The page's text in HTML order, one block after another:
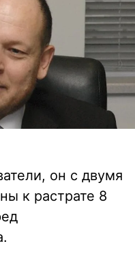
он с двумя
к растрате 8